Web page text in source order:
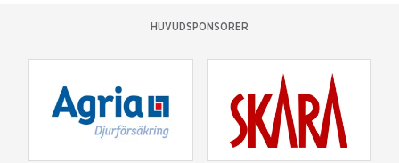
HUVUDSPONSORER